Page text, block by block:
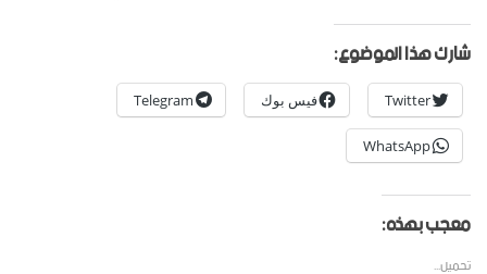
شارك هذا الموضوع:
Twitter فيس بوك Telegram
WhatsApp
معجب بهذه:
تحميل...